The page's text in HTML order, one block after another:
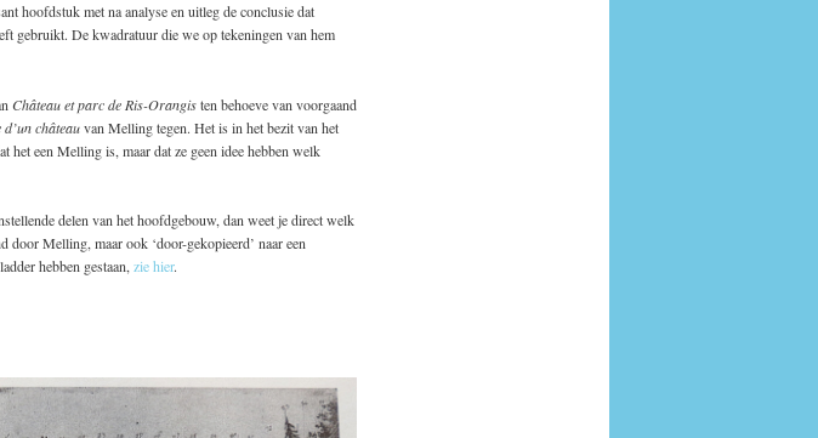
hoofdstuk met na analyse en uitleg de conclusie dat
gebruikt. De kwadratuur die we op tekeningen van hem
Château et parc de Ris-Orangisten behoeve van voorgaand
d’un châteauvan Melling tegen. Het is in het bezit van het
een Melling is, maar dat ze geen idee hebben welk
delen van het hoofdgebouw, dan weet je direct welk
Melling, maar ook ‘door-gekopieerd’ naar een
hebben gestaan,zie hier.